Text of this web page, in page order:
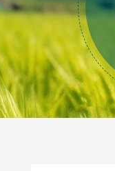
智库咨询 神农中